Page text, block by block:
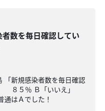
者数を毎日確認してい
「新規感染者数を毎日確認
８５％ Ｂ「いいえ」
通はＡでした！